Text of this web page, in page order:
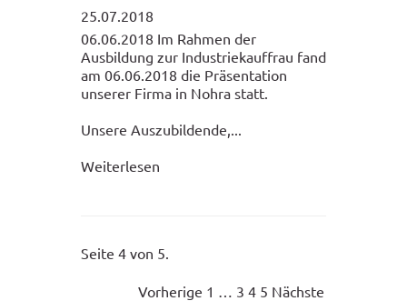
25.07.2018
06.06.2018 Im Rahmen der
Ausbildung zur Industriekauffrau fand
am 06.06.2018 die Präsentation
unserer Firma in Nohra statt.
Unsere Auszubildende,...
Weiterlesen
Seite 4 von 5.
Vorherige 1 3 4 5 Nächste